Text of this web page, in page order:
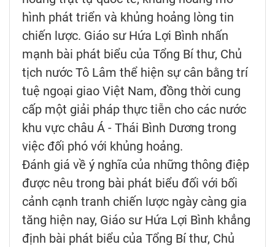
hình phát triển và khủng hoảng lòng tin
chiến lược. Giáo sư Hứa Lợi Bình nhấn
mạnh bài phát biểu của Tổng Bí thư, Chủ
tịch nước Tô Lâm thể hiện sự cân bằng trí
tuệ ngoại giao Việt Nam, đồng thời cung
cấp một giải pháp thực tiễn cho các nước
khu vực châu Á - Thái Bình Dương trong
việc đối phó với khủng hoảng.
Đánh giá về ý nghĩa của những thông điệp
được nêu trong bài phát biểu đối với bối
cảnh cạnh tranh chiến lược ngày càng gia
tăng hiện nay, Giáo sư Hứa Lợi Bình khẳng
định bài phát biểu của Tổng Bí thư, Chủ